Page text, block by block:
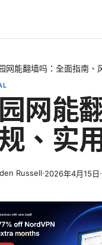
网能翻墙吗：全面指南、
网能
、实
Russell·2026年4月15日·